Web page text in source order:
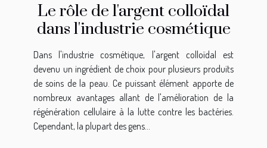
Le rôle de l'argent colloïdal
dans l'industrie cosmétique
Dans l'industrie cosmétique, l'argent colloïdal est
devenu un ingrédient de choix pour plusieurs produits
de soins de la peau. Ce puissant élément apporte de
nombreux avantages allant de l'amélioration de la
régénération cellulaire à la lutte contre les bactéries.
Cependant, la plupart des gens...